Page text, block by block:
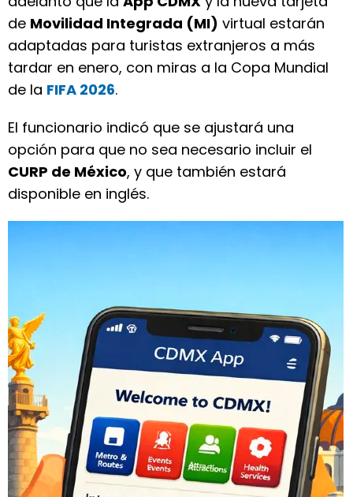
de Movilidad Integrada (MI) virtual estarán
adaptadas para turistas extranjeros a más
tardar en enero, con miras a la Copa Mundial
de la FIFA 2026.
El funcionario indicó que se ajustará una
opción para que no sea necesario incluir el
CURP de México, y que también estará
disponible en inglés.